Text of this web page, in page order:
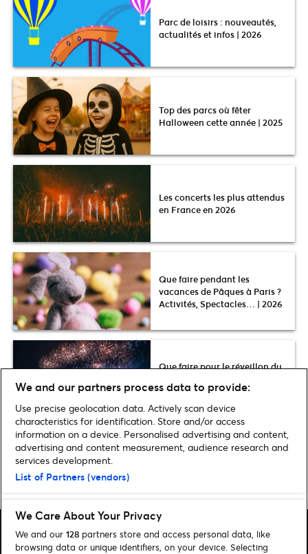
Parc de loisirs : nouveautés,
actualités et infos | 2026
Top des parcs où fêter
Halloween cette année | 2025
Les concerts les plus attendus
en France en 2026
Que faire pendant les
vacances de Pâques à Paris ?
Activités, Spectacles… | 2026
Que faire pour le réveillon du
d’activités
» FAMILLE & LOISIRS
Toutes les nouveautés 2026 au Parc
Disneyland® Paris !
We and our partners process data to provide:
Use precise geolocation data. Actively scan device
characteristics for identification. Store and/or access
information on a device. Personalised advertising and content,
advertising and content measurement, audience research and
services development.
List of Partners (vendors)
We Care About Your Privacy
We and our 128 partners store and access personal data, like
browsing data or unique identifiers, on your device. Selecting